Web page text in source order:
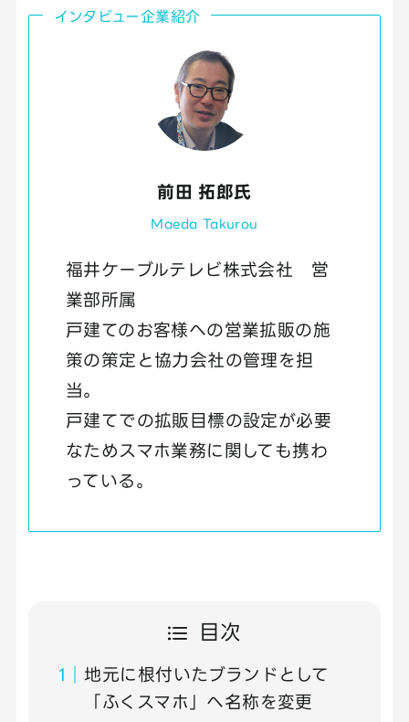
インタビュー企業紹介
前田 拓郎氏
Maeda Takurou
福井ケーブルテレビ株式会社 営
業部所属
戸建てのお客様への営業拡販の施
策の策定と協力会社の管理を担
当。
戸建てでの拡販目標の設定が必要
なためスマホ業務に関しても携わ
っている。
目次
地元に根付いたブランドとして
「ふくスマホ」へ名称を変更